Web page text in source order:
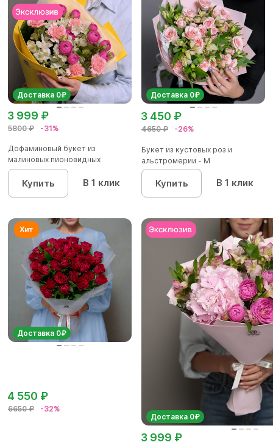
Доставка 0₽
5800 ₽ -31%
3 999 ₽
Дофаминовый букет из
малиновых пионовидных
кустовых роз...
Купить В 1 клик
Доставка 0₽
4650 ₽ -26%
3 450 ₽
Букет из кустовых роз и
альстромерии - М
Купить В 1 клик
Доставка 0₽
6650 ₽ -32%
4 550 ₽
Доставка 0₽
3 999 ₽